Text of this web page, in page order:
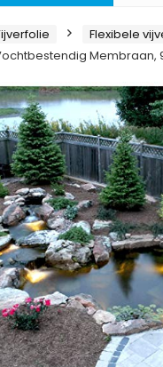
Flexibele
Membraan,